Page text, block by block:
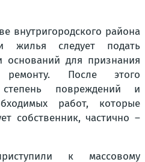
внутригородского района
жилья следует подать
оснований для признания
После этого
повреждений и
работ, которые
собственник, частично –
к массовому